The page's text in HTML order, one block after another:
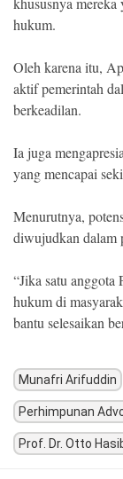
hukum.
Oleh karena itu,
aktif pemerintah
berkeadilan.
Ia juga
yang mencapai
Menurutnya,
diwujudkan dalam
“Jika satu anggota
hukum di
bantu selesaikan
Munafri Arifuddin
Perhimpunan
Prof. Dr. Otto